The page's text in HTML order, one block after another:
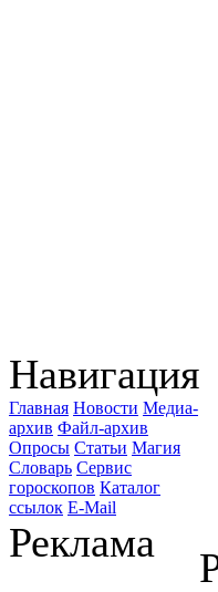
Навигация
Главная Новости Медиа-
архив Файл-архив
Опросы Статьи Магия
Словарь Сервис
гороскопов Каталог
ссылок E-Mail
Реклама